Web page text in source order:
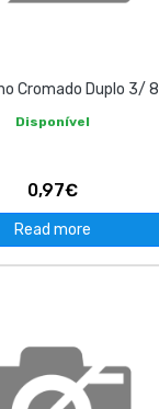
Cromado Duplo 3/ 8
Disponível
0,97€
Read more